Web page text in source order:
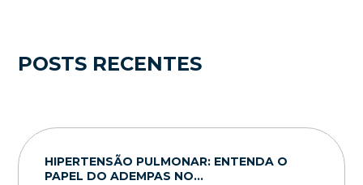
POSTS RECENTES
HIPERTENSÃO PULMONAR: ENTENDA O
PAPEL DO ADEMPAS NO...